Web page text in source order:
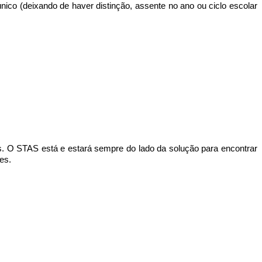
(deixando de haver distinção, assente no ano ou ciclo escolar
STAS está e estará sempre do lado da solução para encontrar